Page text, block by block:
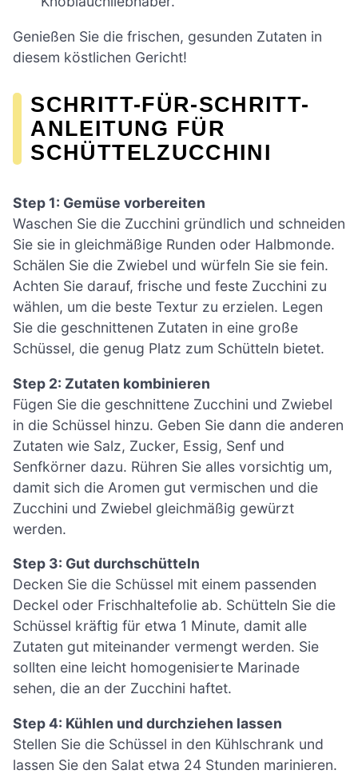
Genießen Sie die frischen, gesunden Zutaten in
diesem köstlichen Gericht!
SCHRITT-FÜR-SCHRITT-
ANLEITUNG FÜR
SCHÜTTELZUCCHINI
Step 1: Gemüse vorbereiten
Waschen Sie die Zucchini gründlich und schneiden
Sie sie in gleichmäßige Runden oder Halbmonde.
Schälen Sie die Zwiebel und würfeln Sie sie fein.
Achten Sie darauf, frische und feste Zucchini zu
wählen, um die beste Textur zu erzielen. Legen
Sie die geschnittenen Zutaten in eine große
Schüssel, die genug Platz zum Schütteln bietet.
Step 2: Zutaten kombinieren
Fügen Sie die geschnittene Zucchini und Zwiebel
in die Schüssel hinzu. Geben Sie dann die anderen
Zutaten wie Salz, Zucker, Essig, Senf und
Senfkörner dazu. Rühren Sie alles vorsichtig um,
damit sich die Aromen gut vermischen und die
Zucchini und Zwiebel gleichmäßig gewürzt
werden.
Step 3: Gut durchschütteln
Decken Sie die Schüssel mit einem passenden
Deckel oder Frischhaltefolie ab. Schütteln Sie die
Schüssel kräftig für etwa 1 Minute, damit alle
Zutaten gut miteinander vermengt werden. Sie
sollten eine leicht homogenisierte Marinade
sehen, die an der Zucchini haftet.
Step 4: Kühlen und durchziehen lassen
Stellen Sie die Schüssel in den Kühlschrank und
lassen Sie den Salat etwa 24 Stunden marinieren.